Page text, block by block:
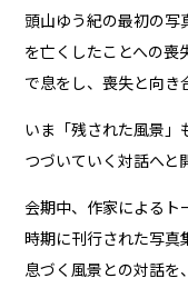
頭山ゆう紀の最初の
を亡くしたことへの喪
で息をし、喪失と向き
いま「残された風景」
つづいていく対話へと
会期中、作家によるト
時期に刊行された写
息づく風景との対話を